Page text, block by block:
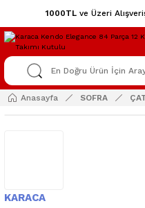
1000TLve Üzeri
Anasayfa SOFRA
KARACA